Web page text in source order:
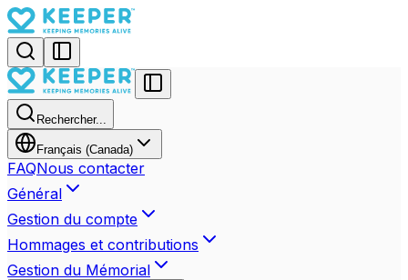
Rechercher...
Français (Canada)
FAQNous contacter
Général
Gestion du compte
Hommages et contributions
Gestion du Mémorial